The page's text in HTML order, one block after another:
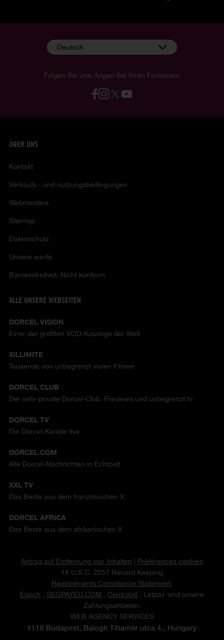
Folgen Sie uns, folgen Sie Ihren Fantasien:
Deutsch
ÜBER UNS
Kontakt
Verkaufs - und nutzungsbedingungen
Webmasters
Sitemap
Datenschutz
Unsere werte
Barrierefreiheit: Nicht konform
ALLE UNSERE WEBSEITEN
DORCEL VISION
Einer der größten VOD-Kataloge der Welt
XILLIMITE
Tausende von unbegrenzt vielen Filmen
DORCEL CLUB
Der sehr private Dorcel-Club. Previews und unbegrenzt tv
DORCEL TV
Die Dorcel-Kanäle live
DORCEL.COM
Alle Dorcel-Nachrichten in Echtzeit
XXL TV
Das Beste aus dem französischen X
DORCEL AFRICA
Das Beste aus dem afrikanischen X
Antrag auf Entfernung von Inhalten
Préférences cookies
18 U.S.C. 2257 Record Keeping
Requirements Compliance Statement.
Epoch , SEGPAYEU.COM , Centrobill , Letpay sind unsere
Zahlungsanbieter.
WEB AGENCY SERVICES